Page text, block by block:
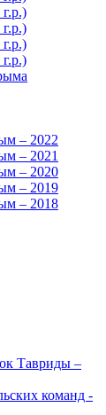
– 2022
– 2021
– 2020
– 2019
– 2018
Тавриды –
команд -